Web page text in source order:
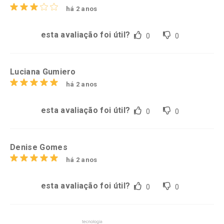
há 2 anos
esta avaliação foi útil? 0 0
Luciana Gumiero
há 2 anos
esta avaliação foi útil? 0 0
Denise Gomes
há 2 anos
esta avaliação foi útil? 0 0